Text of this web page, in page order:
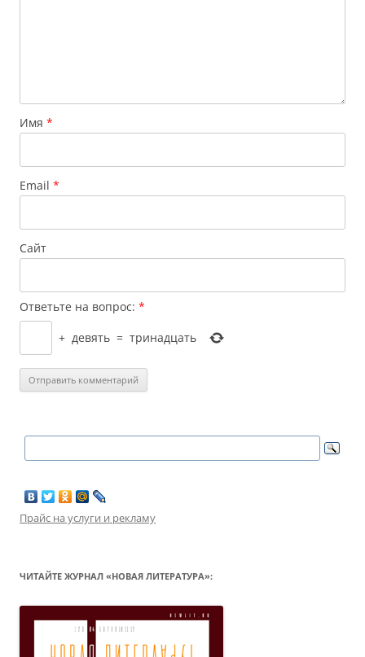
Имя *
Email *
Сайт
Ответьте на вопрос: *
+ девять = тринадцать
Прайс на услуги и рекламу
ЧИТАЙТЕ ЖУРНАЛ «НОВАЯ ЛИТЕРАТУРА»: